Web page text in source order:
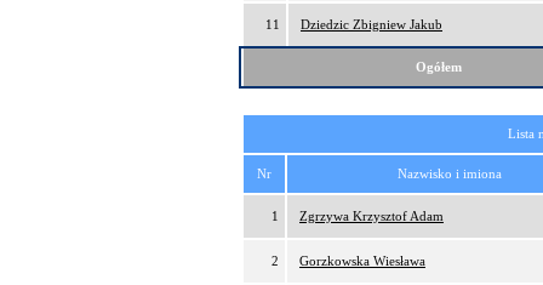
11 Dziedzic Zbigniew Jakub
Ogółem
Lista
Nr Nazwisko i imiona
1 Zgrzywa Krzysztof Adam
2 Gorzkowska Wiesława